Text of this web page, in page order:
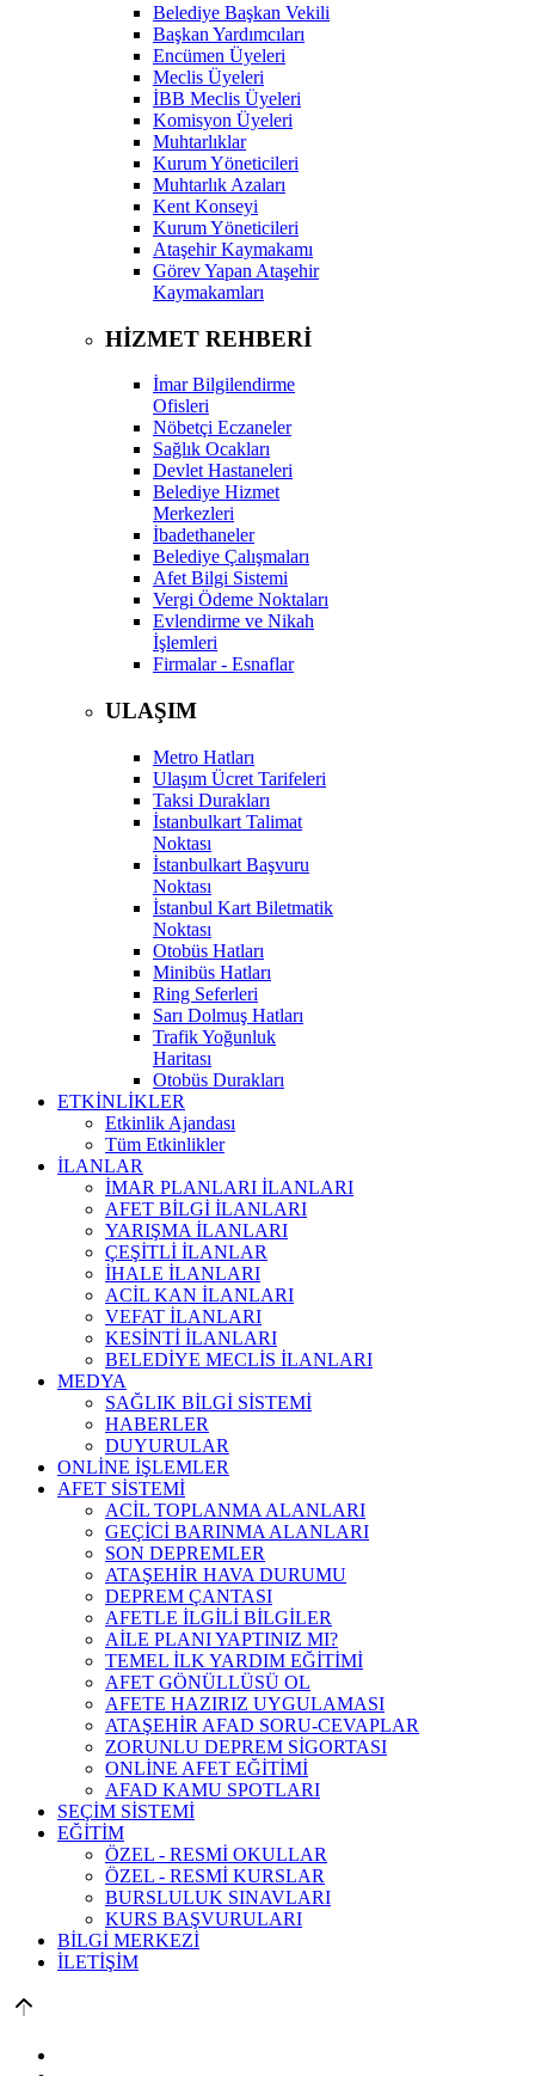
Belediye Başkan Vekili
Başkan Yardımcıları
Encümen Üyeleri
Meclis Üyeleri
İBB Meclis Üyeleri
Komisyon Üyeleri
Muhtarlıklar
Kurum Yöneticileri
Muhtarlık Azaları
Kent Konseyi
Kurum Yöneticileri
Ataşehir Kaymakamı
Görev Yapan Ataşehir
Kaymakamları
HİZMET REHBERİ
İmar Bilgilendirme
Ofisleri
Nöbetçi Eczaneler
Sağlık Ocakları
Devlet Hastaneleri
Belediye Hizmet
Merkezleri
İbadethaneler
Belediye Çalışmaları
Afet Bilgi Sistemi
Vergi Ödeme Noktaları
Evlendirme ve Nikah
İşlemleri
Firmalar - Esnaflar
ULAŞIM
Metro Hatları
Ulaşım Ücret Tarifeleri
Taksi Durakları
İstanbulkart Talimat
Noktası
İstanbulkart Başvuru
Noktası
İstanbul Kart Biletmatik
Noktası
Otobüs Hatları
Minibüs Hatları
Ring Seferleri
Sarı Dolmuş Hatları
Trafik Yoğunluk
Haritası
Otobüs Durakları
ETKİNLİKLER
Etkinlik Ajandası
Tüm Etkinlikler
İLANLAR
İMAR PLANLARI İLANLARI
AFET BİLGİ İLANLARI
YARIŞMA İLANLARI
ÇEŞİTLİ İLANLAR
İHALE İLANLARI
ACİL KAN İLANLARI
VEFAT İLANLARI
KESİNTİ İLANLARI
BELEDİYE MECLİS İLANLARI
MEDYA
SAĞLIK BİLGİ SİSTEMİ
HABERLER
DUYURULAR
ONLİNE İŞLEMLER
AFET SİSTEMİ
ACİL TOPLANMA ALANLARI
GEÇİCİ BARINMA ALANLARI
SON DEPREMLER
ATAŞEHİR HAVA DURUMU
DEPREM ÇANTASI
AFETLE İLGİLİ BİLGİLER
AİLE PLANI YAPTINIZ MI?
TEMEL İLK YARDIM EĞİTİMİ
AFET GÖNÜLLÜSÜ OL
AFETE HAZIRIZ UYGULAMASI
ATAŞEHİR AFAD SORU-CEVAPLAR
ZORUNLU DEPREM SİGORTASI
ONLİNE AFET EĞİTİMİ
AFAD KAMU SPOTLARI
SEÇİM SİSTEMİ
EĞİTİM
ÖZEL - RESMİ OKULLAR
ÖZEL - RESMİ KURSLAR
BURSLULUK SINAVLARI
KURS BAŞVURULARI
BİLGİ MERKEZİ
İLETİŞİM